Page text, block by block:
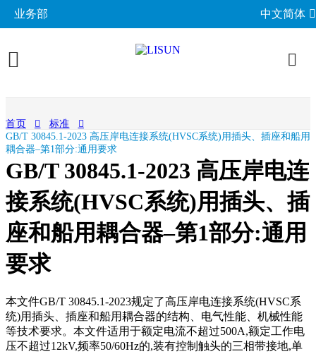
业务部 中文简体
照明与光度测试
分布光度计系统
积分球光谱辐射计系统
LED老化与热阻测试
光生物安全与蓝光危害
EMC电磁兼容
EMI电磁干扰测试系统
EMS电磁抗扰度测试仪
交流与直流测试电源
环境试验箱
高低温湿热试验箱
IP防水防尘测试设备
电气安规测试
阻燃与防火测试设备
电子元器件测试
标准试验指与探针
机械力学与量规
插头插座与线缆测试
插头插座量规
RoHS与元素分析仪
颜色与光泽度测试仪
行业应用
LED与灯具测试方案
LM-79与LM-80测试方案
LED驱动测试方案
家用电器测试方案
汽车电子测试方案
音视频与IT测试方案
相关标准
GB 中国国家标准
IEC国际电工委员会
ISO国际标准化组织
EN欧洲标准
UL美国标准
成功案例
关于力汕
电子目录
新闻动态
关于我们
首页
标准
GB/T 30845.1-2023 高压岸电连接系统(HVSC系统)用插头、插座和船用
耦合器–第1部分:通用要求
GB/T 30845.1-2023 高压岸电连
接系统(HVSC系统)用插头、插
座和船用耦合器–第1部分:通用
要求
本文件GB/T 30845.1-2023规定了高压岸电连接系统(HVSC系
统)用插头、插座和船用耦合器的结构、电气性能、机械性能
等技术要求。本文件适用于额定电流不超过500A,额定工作电
压不超过12kV,频率50/60Hz的,装有控制触头的三相带接地,单